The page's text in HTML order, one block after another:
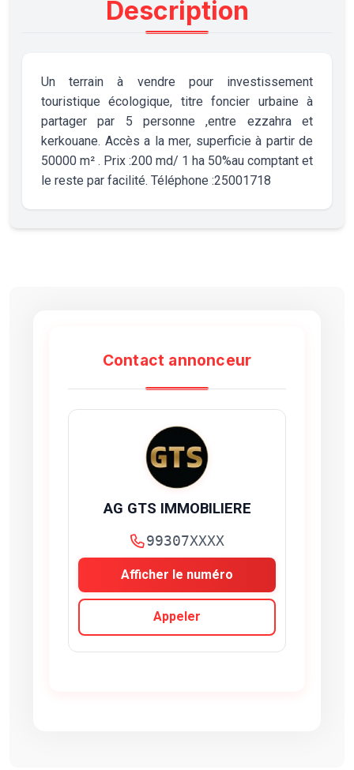
Description
Un terrain à vendre pour investissement
touristique écologique, titre foncier urbaine à
partager par 5 personne ,entre ezzahra et
kerkouane. Accès a la mer, superficie à partir de
50000 m² . Prix :200 md/ 1 ha 50%au comptant et
le reste par facilité. Téléphone :25001718
Contact annonceur
AG GTS IMMOBILIERE
99307XXXX
Afficher le numéro
Appeler